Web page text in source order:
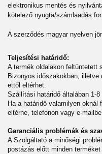
elektronikus mentés és
kötelező nyugta/számlaadás
A szerződés magyar nyelven
Teljesítési határidő:
A termék oldalakon feltüntetett
Bizonyos időszakokban,
ettől eltérhet.
Szállítási határidő általában 1-8
Ha a határidő valamilyen oknál
eltérne, telefonon vagy e-
Garanciális problémák és
A Szolgáltató a minőségi
postázás előtt minden